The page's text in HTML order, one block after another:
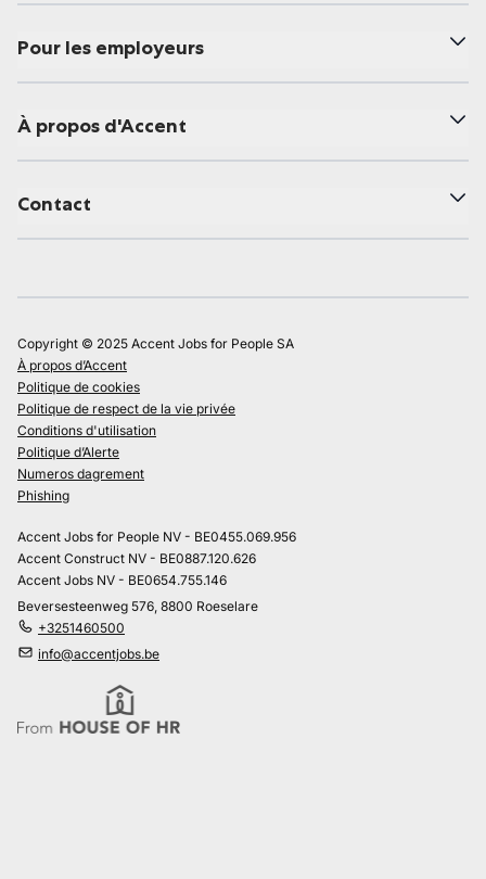
Pour les employeurs
À propos d'Accent
Contact
Copyright © 2025 Accent Jobs for People SA
À propos d’Accent
Politique de cookies
Politique de respect de la vie privée
Conditions d'utilisation
Politique d’Alerte
Numeros dagrement
Phishing
Accent Jobs for People NV - BE0455.069.956
Accent Construct NV - BE0887.120.626
Accent Jobs NV - BE0654.755.146
Beversesteenweg 576, 8800 Roeselare
+3251460500
info@accentjobs.be